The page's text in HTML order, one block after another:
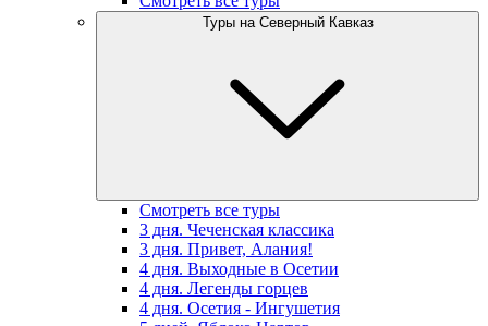
Туры на Северный Кавказ
Смотреть все туры
3 дня. Чеченская классика
3 дня. Привет, Алания!
4 дня. Выходные в Осетии
4 дня. Легенды горцев
4 дня. Осетия - Ингушетия